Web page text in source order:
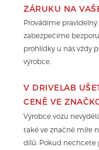
ZÁRUKU NA
Provádíme pravidelný
zabezpečíme
prohlídky u nás vždy
výrobce.
V DRIVELAB
CENĚ VE
Výrobce vozu
také ve značně míře
dílů. Pokud nechcete